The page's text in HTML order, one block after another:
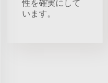
性を確実にして
います。